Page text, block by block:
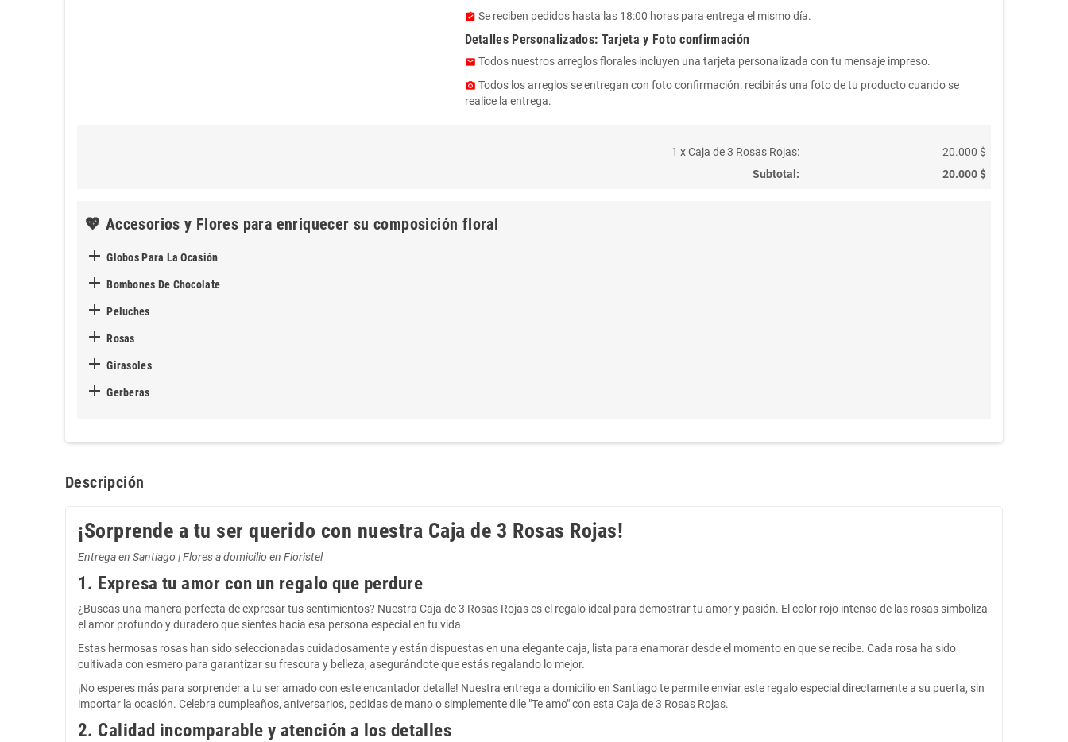
assignment_turned_in Se reciben pedidos hasta las 18:00 horas para entrega el mismo día.
Detalles Personalizados: Tarjeta y Foto confirmación
email Todos nuestros arreglos florales incluyen una tarjeta personalizada con tu mensaje impreso.
photo_camera Todos los arreglos se entregan con foto confirmación: recibirás una foto de tu producto cuando se
realice la entrega.
1 x Caja de 3 Rosas Rojas:
20.000 $
Subtotal:
20.000 $
💖 Accesorios y Flores para enriquecer su composición floral
 Globos Para La Ocasión
 Bombones De Chocolate
 Peluches
 Rosas
 Girasoles
 Gerberas
Descripción
¡Sorprende a tu ser querido con nuestra Caja de 3 Rosas Rojas!
Entrega en Santiago | Flores a domicilio en Floristel
1. Expresa tu amor con un regalo que perdure
¿Buscas una manera perfecta de expresar tus sentimientos? Nuestra Caja de 3 Rosas Rojas es el regalo ideal para demostrar tu amor y pasión. El color rojo intenso de las rosas simboliza
el amor profundo y duradero que sientes hacia esa persona especial en tu vida.
Estas hermosas rosas han sido seleccionadas cuidadosamente y están dispuestas en una elegante caja, lista para enamorar desde el momento en que se recibe. Cada rosa ha sido
cultivada con esmero para garantizar su frescura y belleza, asegurándote que estás regalando lo mejor.
¡No esperes más para sorprender a tu ser amado con este encantador detalle! Nuestra entrega a domicilio en Santiago te permite enviar este regalo especial directamente a su puerta, sin
importar la ocasión. Celebra cumpleaños, aniversarios, pedidas de mano o simplemente dile "Te amo" con esta Caja de 3 Rosas Rojas.
2. Calidad incomparable y atención a los detalles